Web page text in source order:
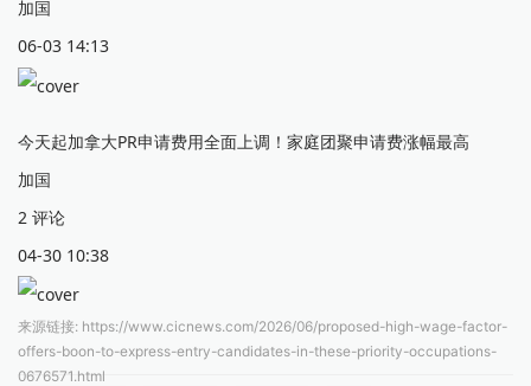
加国
06-03 14:13
今天起加拿大PR申请费用全面上调！家庭团聚申请费涨幅最高
加国
2 评论
04-30 10:38
来源链接: https://www.cicnews.com/2026/06/proposed-high-wage-factor-
offers-boon-to-express-entry-candidates-in-these-priority-occupations-
0676571.html